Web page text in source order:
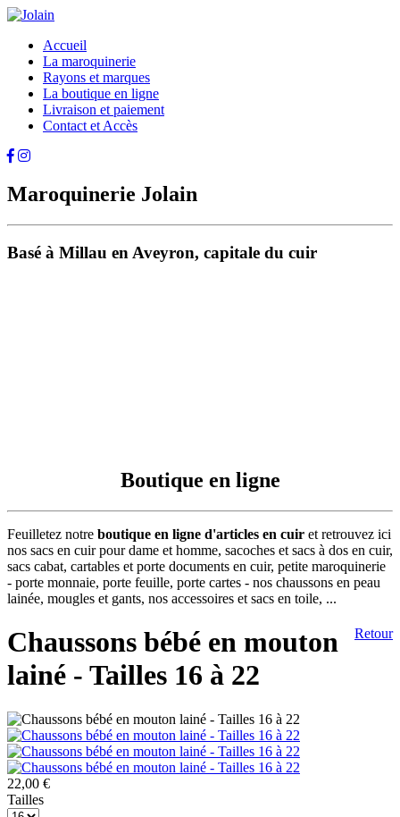
Accueil
La maroquinerie
Rayons et marques
La boutique en ligne
Livraison et paiement
Contact et Accès
Maroquinerie Jolain
Basé à Millau en Aveyron, capitale du cuir
Boutique en ligne
Feuilletez notre boutique en ligne d'articles en cuir et retrouvez ici
nos sacs en cuir pour dame et homme, sacoches et sacs à dos en cuir,
sacs cabat, cartables et porte documents en cuir, petite maroquinerie
- porte monnaie, porte feuille, porte cartes - nos chaussons en peau
lainée, mougles et gants, nos accessoires et sacs en toile, ...
Retour
Chaussons bébé en mouton
lainé - Tailles 16 à 22
22,00 €
Tailles